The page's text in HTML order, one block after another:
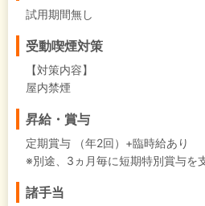
試用期間無し
受動喫煙対策
【対策内容】
屋内禁煙
昇給・賞与
定期賞与 （年2回）+臨時給あり
※別途、3ヵ月毎に短期特別賞与を
諸手当